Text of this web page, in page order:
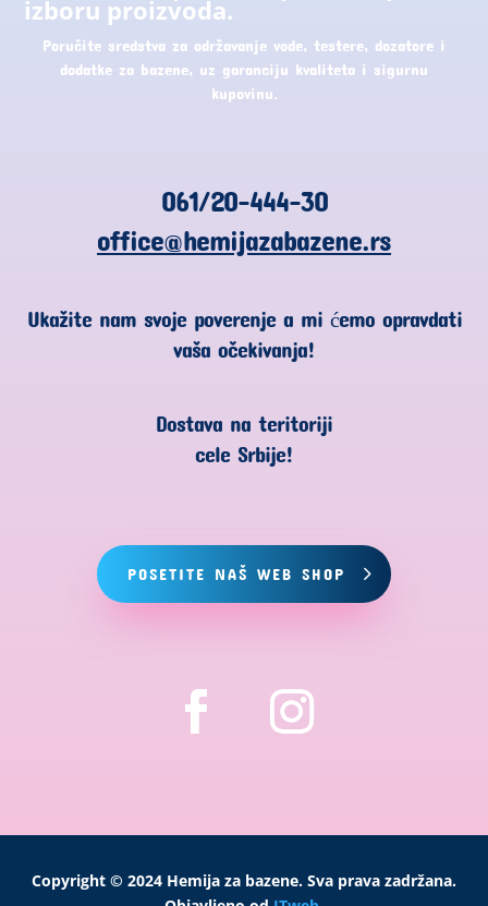
izboru proizvoda.
Poručite sredstva za održavanje vode, testere, dozatore i
dodatke za bazene, uz garanciju kvaliteta i sigurnu
kupovinu.
061/20-444-30
office@hemijazabazene.rs
Ukažite nam svoje poverenje a mi ćemo opravdati
vaša očekivanja!
Dostava na teritoriji
cele Srbije!
POSETITE NAŠ WEB SHOP
Copyright © 2024 Hemija za bazene. Sva prava zadržana.